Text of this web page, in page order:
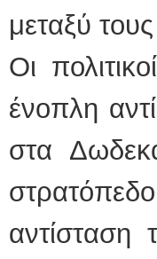
μεταξύ
Οι
ένοπλη
στα